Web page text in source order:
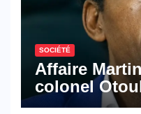
SOCIÉTÉ
Affaire
colonel
croisé des